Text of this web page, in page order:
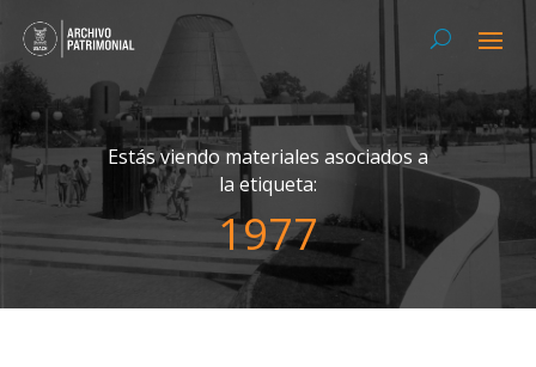
Estás viendo materiales asociados a
la etiqueta:
1977